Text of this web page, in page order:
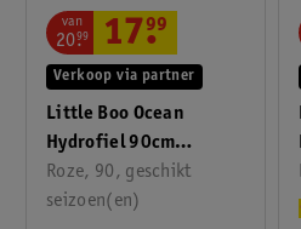
Little Boo Ocean
Hydrofiel 90cm
Slaapzak
Roze, 90, geschikt
seizoen(en)
Verkoop via partner
van
20.
99 17.
99